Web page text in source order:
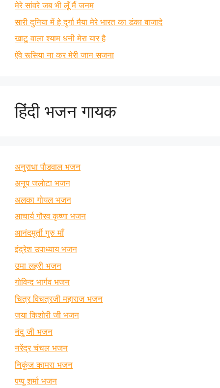
मेरे सांवरे जब भी लूँ मैं जनम
सारी दुनिया में हे दुर्गा मैया मेरे भारत का डंका बाजादे
खाटू वाला श्याम धनी मेरा यार है
ऐंवे रूसिया ना कर मेरी जान सजना
हिंदी भजन गायक
अनुराधा पौडवाल भजन
अनूप जलोटा भजन
अलका गोयल भजन
आचार्य गौरव कृष्णा भजन
आनंदमूर्ती गुरु माँ
इंद्रेश उपाध्याय भजन
उमा लहरी भजन
गोविन्द भार्गव भजन
चित्र विचत्रजी महाराज भजन
जया किशोरी जी भजन
नंदू जी भजन
नरेंद्र चंचल भजन
निकुंज कामरा भजन
पप्पू शर्मा भजन